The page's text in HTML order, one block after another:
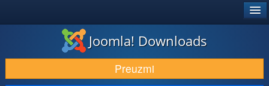
PREUZIMANJE I PROŠIRENJA (EKSTENZIJE)
OTKRIJTE I NAUČITE
Joomla! Downloads
Preuzmi